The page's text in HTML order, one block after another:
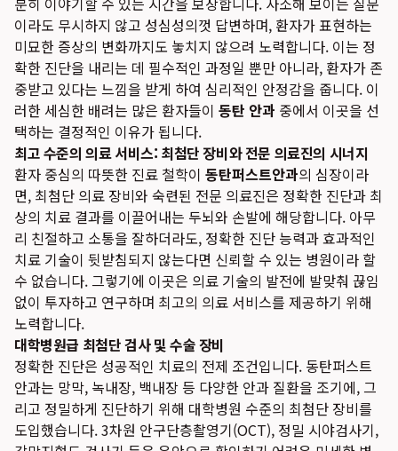
이라도 무시하지 않고 성심성의껏 답변하며, 환자가 표현하는
미묘한 증상의 변화까지도 놓치지 않으려 노력합니다. 이는 정
확한 진단을 내리는 데 필수적인 과정일 뿐만 아니라, 환자가 존
중받고 있다는 느낌을 받게 하여 심리적인 안정감을 줍니다. 이
러한 세심한 배려는 많은 환자들이 동탄 안과 중에서 이곳을 선
택하는 결정적인 이유가 됩니다.
최고 수준의 의료 서비스: 최첨단 장비와 전문 의료진의 시너지
환자 중심의 따뜻한 진료 철학이 동탄퍼스트안과의 심장이라
면, 최첨단 의료 장비와 숙련된 전문 의료진은 정확한 진단과 최
상의 치료 결과를 이끌어내는 두뇌와 손발에 해당합니다. 아무
리 친절하고 소통을 잘하더라도, 정확한 진단 능력과 효과적인
치료 기술이 뒷받침되지 않는다면 신뢰할 수 있는 병원이라 할
수 없습니다. 그렇기에 이곳은 의료 기술의 발전에 발맞춰 끊임
없이 투자하고 연구하며 최고의 의료 서비스를 제공하기 위해
노력합니다.
대학병원급 최첨단 검사 및 수술 장비
정확한 진단은 성공적인 치료의 전제 조건입니다. 동탄퍼스트
안과는 망막, 녹내장, 백내장 등 다양한 안과 질환을 조기에, 그
리고 정밀하게 진단하기 위해 대학병원 수준의 최첨단 장비를
도입했습니다. 3차원 안구단층촬영기(OCT), 정밀 시야검사기,